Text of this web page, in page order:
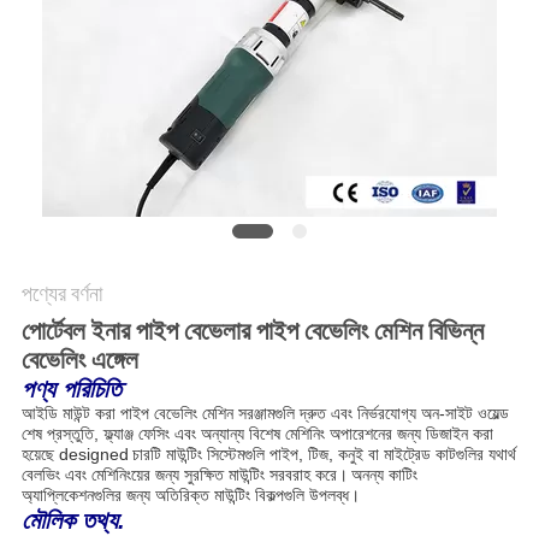
পণ্যের বর্ণনা
পোর্টেবল ইনার পাইপ বেভেলার পাইপ বেভেলিং মেশিন বিভিন্ন
বেভেলিং এঙ্গেল
পণ্য পরিচিতি
আইডি মাউন্ট করা পাইপ বেভেলিং মেশিন সরঞ্জামগুলি দ্রুত এবং নির্ভরযোগ্য অন-সাইট ওয়েল্ড
শেষ প্রস্তুতি, ফ্ল্যাঞ্জ ফেসিং এবং অন্যান্য বিশেষ মেশিনিং অপারেশনের জন্য ডিজাইন করা
হয়েছে designed চারটি মাউন্টিং সিস্টেমগুলি পাইপ, টিজ, কনুই বা মাইট্রেড কাটগুলির যথার্থ
বেলভিং এবং মেশিনিংয়ের জন্য সুরক্ষিত মাউন্টিং সরবরাহ করে। অনন্য কাটিং
অ্যাপ্লিকেশনগুলির জন্য অতিরিক্ত মাউন্টিং বিকল্পগুলি উপলব্ধ।
মৌলিক তথ্য.